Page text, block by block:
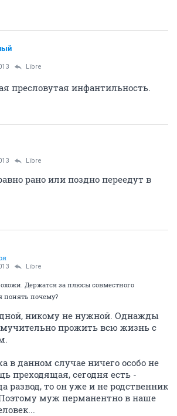
Libre
пресловутая инфантильность.
Libre
рано или поздно переедут в
Libre
Держатся за плюсы совместного
понять почему?
никому не нужной. Однажды
прожить всю жизнь с
в данном случае ничего особо не
преходящая, сегодня есть -
развод, то он уже и не родственник
муж перманентно в наше